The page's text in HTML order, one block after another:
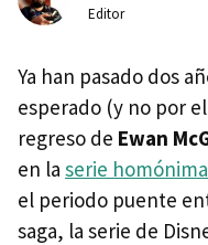
Editor
Ya han pasado dos
esperado (y no por
regreso de Ewan
en la serie
el periodo puente
saga, la serie de